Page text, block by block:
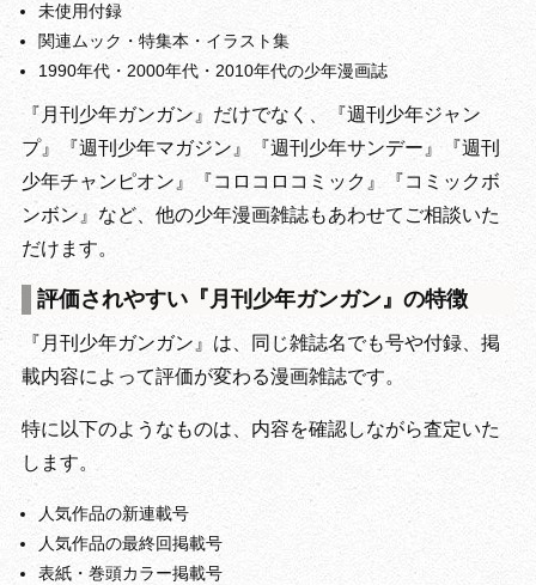
未使用付録
関連ムック・特集本・イラスト集
1990年代・2000年代・2010年代の少年漫画誌
『月刊少年ガンガン』だけでなく、『週刊少年ジャン
プ』『週刊少年マガジン』『週刊少年サンデー』『週刊
少年チャンピオン』『コロコロコミック』『コミックボ
ンボン』など、他の少年漫画雑誌もあわせてご相談いた
だけます。
評価されやすい『月刊少年ガンガン』の特徴
『月刊少年ガンガン』は、同じ雑誌名でも号や付録、掲
載内容によって評価が変わる漫画雑誌です。
特に以下のようなものは、内容を確認しながら査定いた
します。
人気作品の新連載号
人気作品の最終回掲載号
表紙・巻頭カラー掲載号